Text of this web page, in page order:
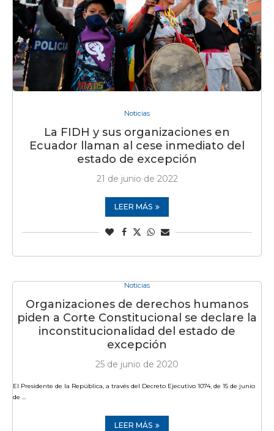
Noticias
La FIDH y sus organizaciones en
Ecuador llaman al cese inmediato del
estado de excepción
21 de junio de 2022
LEER MÁS
Noticias
Organizaciones de derechos humanos
piden a Corte Constitucional se declare la
inconstitucionalidad del estado de
excepción
25 de junio de 2020
El Presidente de la República, a través del Decreto Ejecutivo 1074, de 15 de junio
de …
LEER MÁS